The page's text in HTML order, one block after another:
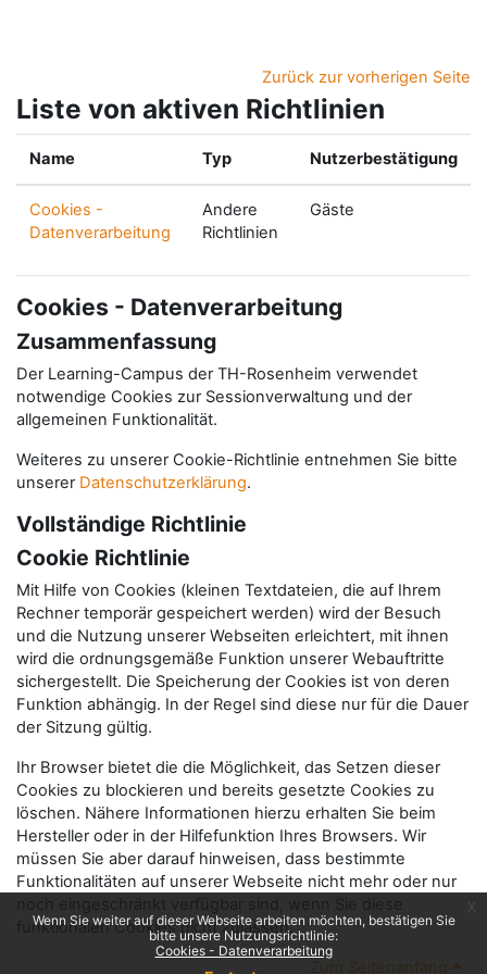
Wenn Sie weiter auf dieser Webseite arbeiten möchten, bestätigen Sie
bitte unsere Nutzungsrichtlinie:
Cookies - Datenverarbeitung
Zurück zur vorherigen Seite
Liste von aktiven Richtlinien
Name Typ Nutzerbestätigung
Cookies -
Datenverarbeitung
Andere
Richtlinien
Gäste
Cookies - Datenverarbeitung
Zusammenfassung
Der Learning-Campus der TH-Rosenheim verwendet
notwendige Cookies zur Sessionverwaltung und der
allgemeinen Funktionalität.
Weiteres zu unserer Cookie-Richtlinie entnehmen Sie bitte
unserer Datenschutzerklärung.
Vollständige Richtlinie
Cookie Richtlinie
Mit Hilfe von Cookies (kleinen Textdateien, die auf Ihrem
Rechner temporär gespeichert werden) wird der Besuch
und die Nutzung unserer Webseiten erleichtert, mit ihnen
wird die ordnungsgemäße Funktion unserer Webauftritte
sichergestellt. Die Speicherung der Cookies ist von deren
Funktion abhängig. In der Regel sind diese nur für die Dauer
der Sitzung gültig.
Ihr Browser bietet die die Möglichkeit, das Setzen dieser
Cookies zu blockieren und bereits gesetzte Cookies zu
löschen. Nähere Informationen hierzu erhalten Sie beim
Hersteller oder in der Hilfefunktion Ihres Browsers. Wir
müssen Sie aber darauf hinweisen, dass bestimmte
Funktionalitäten auf unserer Webseite nicht mehr oder nur
funktionalen Cookies nicht zulassen.